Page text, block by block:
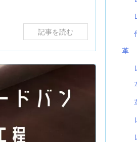
記事を読む
革